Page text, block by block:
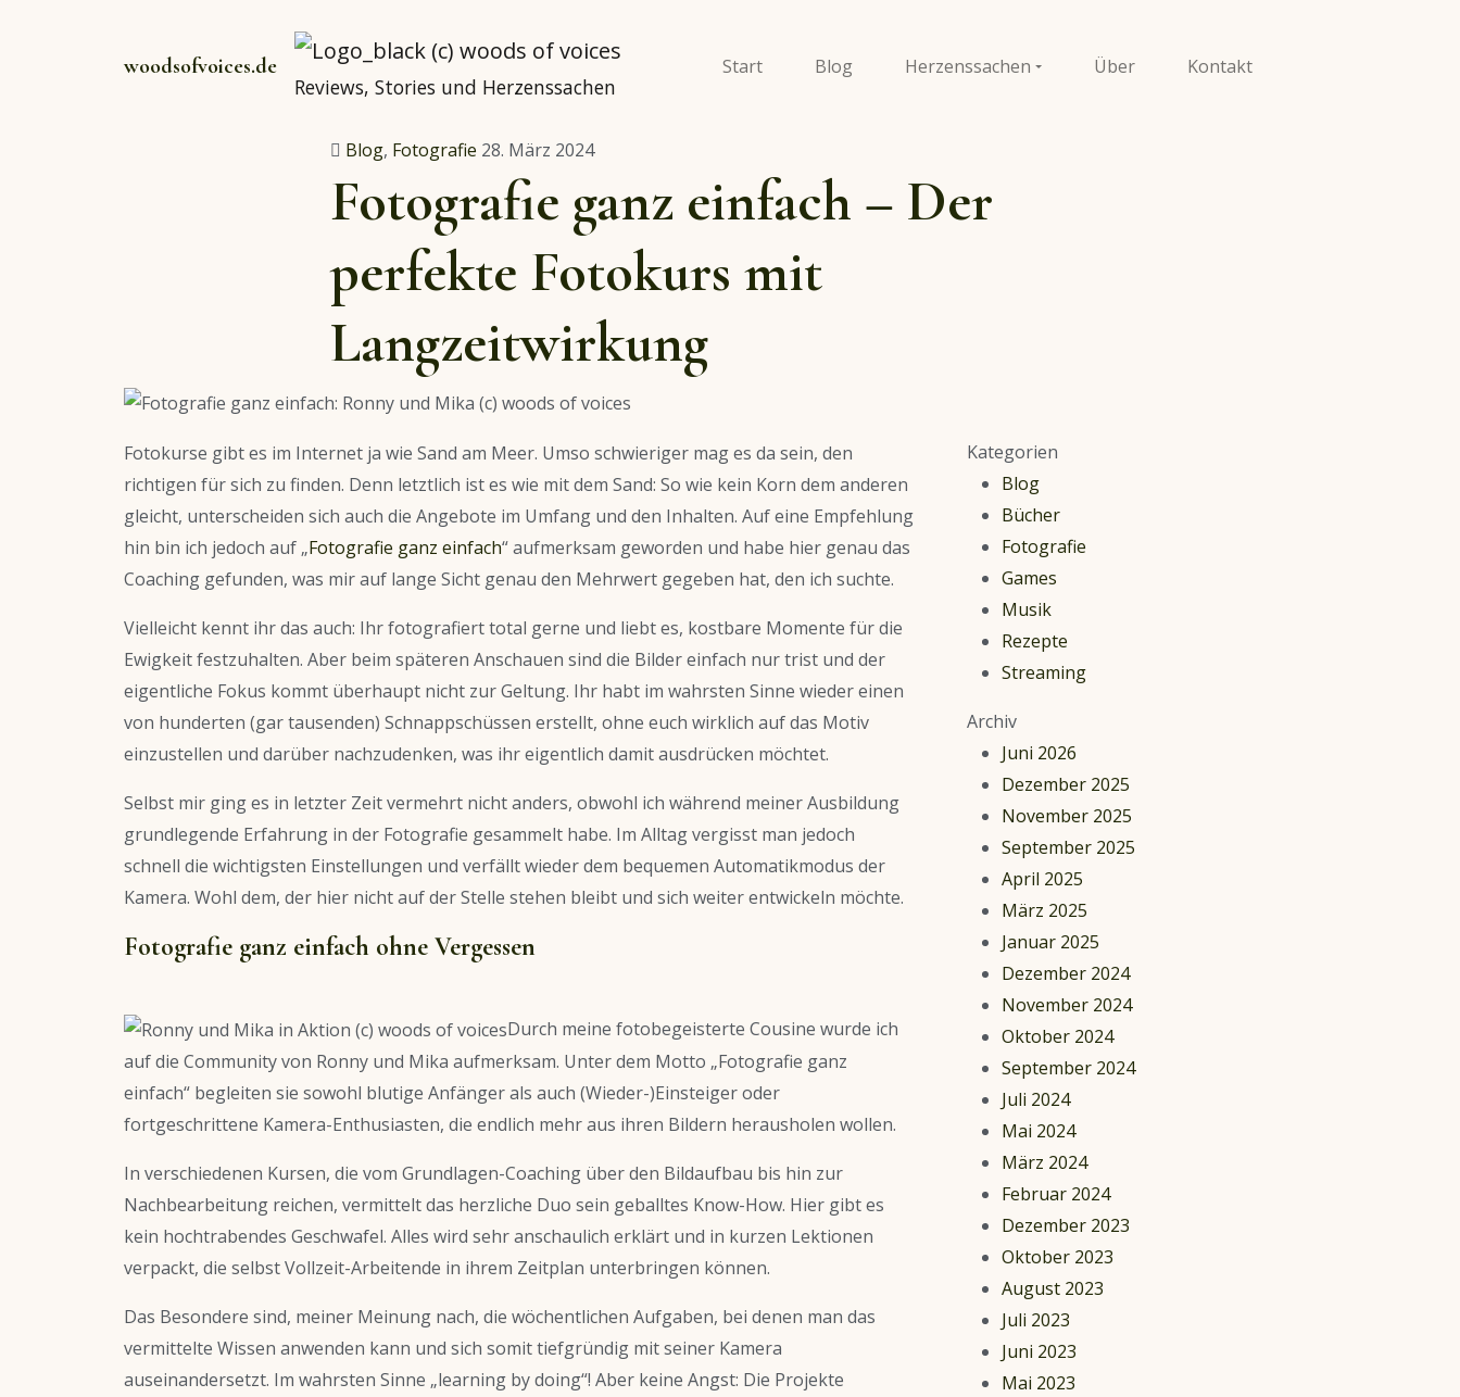
woodsofvoices.de
Reviews, Stories und Herzenssachen
Start Blog Herzenssachen Über Kontakt
Blog, Fotografie 28. März 2024
Fotografie ganz einfach – Der
perfekte Fotokurs mit
Langzeitwirkung
Fotokurse gibt es im Internet ja wie Sand am Meer. Umso schwieriger mag es da sein, den
richtigen für sich zu finden. Denn letztlich ist es wie mit dem Sand: So wie kein Korn dem anderen
gleicht, unterscheiden sich auch die Angebote im Umfang und den Inhalten. Auf eine Empfehlung
hin bin ich jedoch auf „Fotografie ganz einfach“ aufmerksam geworden und habe hier genau das
Coaching gefunden, was mir auf lange Sicht genau den Mehrwert gegeben hat, den ich suchte.
Vielleicht kennt ihr das auch: Ihr fotografiert total gerne und liebt es, kostbare Momente für die
Ewigkeit festzuhalten. Aber beim späteren Anschauen sind die Bilder einfach nur trist und der
eigentliche Fokus kommt überhaupt nicht zur Geltung. Ihr habt im wahrsten Sinne wieder einen
von hunderten (gar tausenden) Schnappschüssen erstellt, ohne euch wirklich auf das Motiv
einzustellen und darüber nachzudenken, was ihr eigentlich damit ausdrücken möchtet.
Selbst mir ging es in letzter Zeit vermehrt nicht anders, obwohl ich während meiner Ausbildung
grundlegende Erfahrung in der Fotografie gesammelt habe. Im Alltag vergisst man jedoch
schnell die wichtigsten Einstellungen und verfällt wieder dem bequemen Automatikmodus der
Kamera. Wohl dem, der hier nicht auf der Stelle stehen bleibt und sich weiter entwickeln möchte.
Fotografie ganz einfach ohne Vergessen
Durch meine fotobegeisterte Cousine wurde ich
auf die Community von Ronny und Mika aufmerksam. Unter dem Motto „Fotografie ganz
einfach“ begleiten sie sowohl blutige Anfänger als auch (Wieder-)Einsteiger oder
fortgeschrittene Kamera-Enthusiasten, die endlich mehr aus ihren Bildern herausholen wollen.
In verschiedenen Kursen, die vom Grundlagen-Coaching über den Bildaufbau bis hin zur
Nachbearbeitung reichen, vermittelt das herzliche Duo sein geballtes Know-How. Hier gibt es
kein hochtrabendes Geschwafel. Alles wird sehr anschaulich erklärt und in kurzen Lektionen
verpackt, die selbst Vollzeit-Arbeitende in ihrem Zeitplan unterbringen können.
Das Besondere sind, meiner Meinung nach, die wöchentlichen Aufgaben, bei denen man das
vermittelte Wissen anwenden kann und sich somit tiefgründig mit seiner Kamera
auseinandersetzt. Im wahrsten Sinne „learning by doing“! Aber keine Angst: Die Projekte
Kategorien
Blog
Bücher
Fotografie
Games
Musik
Rezepte
Streaming
Archiv
Juni 2026
Dezember 2025
November 2025
September 2025
April 2025
März 2025
Januar 2025
Dezember 2024
November 2024
Oktober 2024
September 2024
Juli 2024
Mai 2024
März 2024
Februar 2024
Dezember 2023
Oktober 2023
August 2023
Juli 2023
Juni 2023
Mai 2023